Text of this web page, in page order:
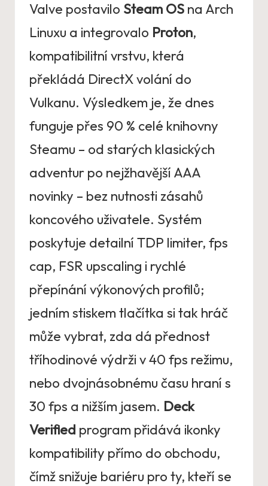
Valve postavilo Steam OS na Arch
Linuxu a integrovalo Proton,
kompatibilitní vrstvu, která
překládá DirectX volání do
Vulkanu. Výsledkem je, že dnes
funguje přes 90 % celé knihovny
Steamu – od starých klasických
adventur po nejžhavější AAA
novinky – bez nutnosti zásahů
koncového uživatele. Systém
poskytuje detailní TDP limiter, fps
cap, FSR upscaling i rychlé
přepínání výkonových profilů;
jedním stiskem tlačítka si tak hráč
může vybrat, zda dá přednost
tříhodinové výdrži v 40 fps režimu,
nebo dvojnásobnému času hraní s
30 fps a nižším jasem. Deck
Verified program přidává ikonky
kompatibility přímo do obchodu,
čímž snižuje bariéru pro ty, kteří se